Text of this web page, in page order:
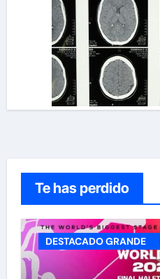
Te has perdido
DESTACADO GRANDE